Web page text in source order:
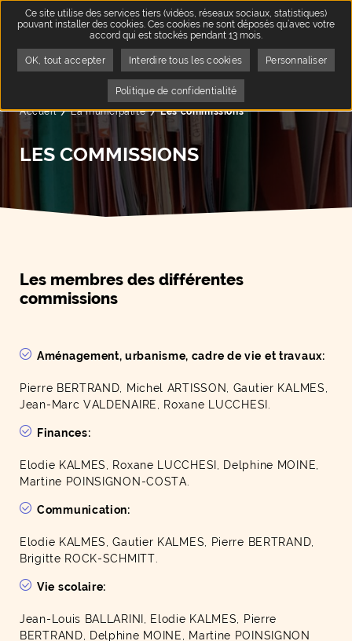
Accueil La municipalité Page active :
Les commissions
LES COMMISSIONS
Les membres des différentes
commissions
Aménagement, urbanisme, cadre de vie et travaux:
Pierre BERTRAND, Michel ARTISSON, Gautier KALMES,
Jean-Marc VALDENAIRE, Roxane LUCCHESI.
Finances:
Elodie KALMES, Roxane LUCCHESI, Delphine MOINE,
Martine POINSIGNON-COSTA.
Communication:
Elodie KALMES, Gautier KALMES, Pierre BERTRAND,
Brigitte ROCK-SCHMITT.
Vie scolaire:
Jean-Louis BALLARINI, Elodie KALMES, Pierre
BERTRAND, Delphine MOINE, Martine POINSIGNON
Ce site utilise des services tiers (vidéos, réseaux sociaux, statistiques)
pouvant installer des cookies. Ces cookies ne sont déposés qu’avec votre
accord qui est stockés pendant 13 mois.
OK, tout accepter Interdire tous les cookies Personnaliser
Politique de confidentialité